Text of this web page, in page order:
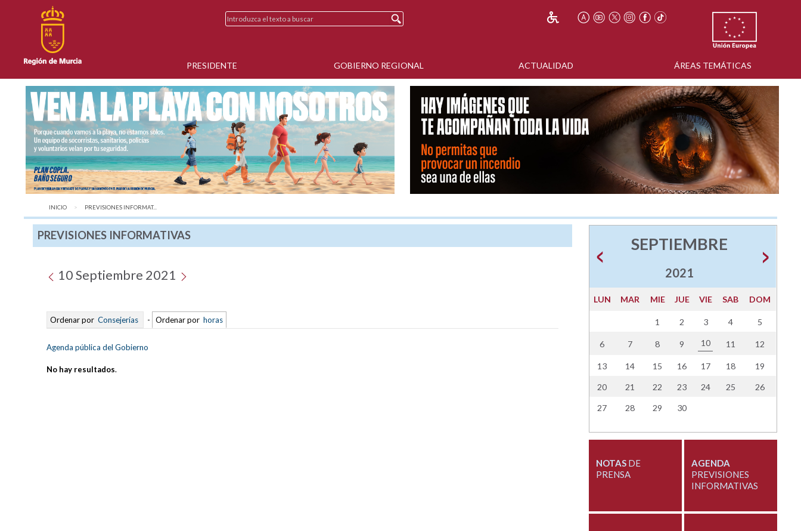
PRESIDENTE GOBIERNO REGIONAL ACTUALIDAD ÁREAS TEMÁTICAS
INICIO AQUÍ:
PREVISIONES INFORMAT...
PREVISIONES INFORMATIVAS
10 Septiembre 2021
Ordenar por Consejerías - Ordenar por horas
Agenda pública del Gobierno
No hay resultados.
SEPTIEMBRE
2021
LUN MAR MIE JUE VIE SAB DOM
1 2 3 4 5
6 7 8 9 10 11 12
13 14 15 16 17 18 19
20 21 22 23 24 25 26
27 28 29 30
NOTASDE
PRENSA
AGENDA
PREVISIONES
INFORMATIVAS